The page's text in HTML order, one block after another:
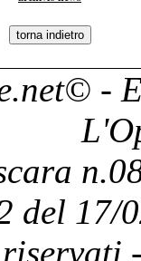
© -
del 17/